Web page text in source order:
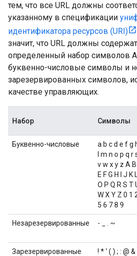
тем, что все URL должны
указанному в спецификации
идентификатора ресурсов (URI)
значит, что URL должны
определенный набор символов
буквенно-числовые символы и
зарезервированных символов,
качестве управляющих.
Набор Символы
Буквенно-числовые
a b c d e f g
l m n o p q r
v w x y z A B
E F G H I J K
O P Q R S T
W X Y Z 0 1
5 6 7 8 9
Незарезервированные - _ . ~
Зарезервированные
! * ' ( ) ; : @